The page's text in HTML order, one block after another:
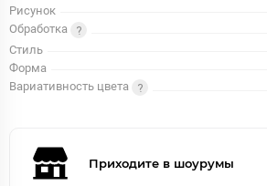
Рисунок
Обработка
Стиль
Форма
Вариативность цвета
Приходите в шоурумы